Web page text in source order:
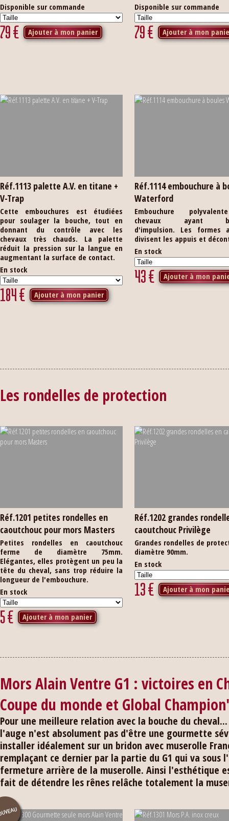
Disponible sur commande
79€ Ajouter à mon panier
Disponible sur commande
79€ Ajouter à mon
Réf.1113 palette A.V. en titane +
V-Trap
Cette embouchures est étudiées
pour soulager la bouche, tout en
donnant du contrôle avec les
chevaux très chauds. La palette
réduit la pression sur la langue en
augmentant la surface de contact.
En stock
184€ Ajouter à mon panier
Réf.1114 embouchure à
Waterford
Embouchure
chevaux ayant
d'impulsion. Les formes
divisent les appuis et
En stock
43€ Ajouter à mon
Les rondelles de protection
Réf.1201 petites rondelles en
caoutchouc pour mors Masters
Petites rondelles en caoutchouc
ferme de diamètre 75mm.
Elégantes, elles protègent un peu la
tête du cheval, sans trop réduire la
longueur de l'embouchure.
En stock
5€ Ajouter à mon panier
Réf.1202 grandes
caoutchouc Privilège
Grandes rondelles de
diamètre 90mm.
En stock
13€ Ajouter à mon
Mors Alain Ventre G1 : victoires en
Coupe du monde et Global
Pour une meilleure relation avec la bouche du
l'auge n'est absolument pas d'être une gourmette
installer idéalement sur un bridon avec muserolle
remplaçant ce dernier par la partie du G1 qui va
fermeture arrière de la muserolle. Ainsi l'esthétique
fait de détendre les rênes relâche totalement la